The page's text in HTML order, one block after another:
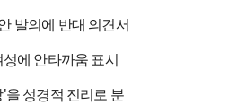
발의에 반대 의견서
에 안타까움 표시
성경적 진리로 분